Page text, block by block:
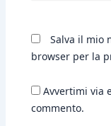
Salva il mio
browser per la
Avvertimi via
commento.